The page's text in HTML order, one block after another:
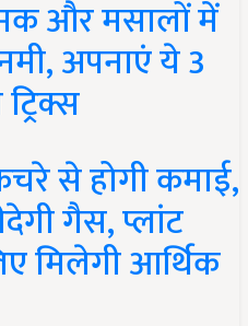
और मसालों में
अपनाएं ये 3
से होगी कमाई,
गैस, प्लांट
मिलेगी आर्थिक